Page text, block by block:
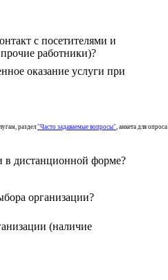
с посетителями и
работники)?
оказание услуги при
раздел"Часто задаваемые вопросы" , анкета для опроса
в дистанционной форме?
организации?
(наличие